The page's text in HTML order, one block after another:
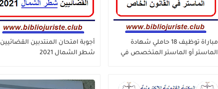
مباراة توظيف 18 حاملي شهادة
الماستر أو الماستر المتخصص في
الخرائطي
أجوبة امتحان المنتدبين القضائيين
شطر الشمال 2021